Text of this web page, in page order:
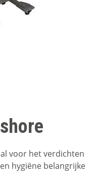
voor het verdichten
hygiëne belangrijke